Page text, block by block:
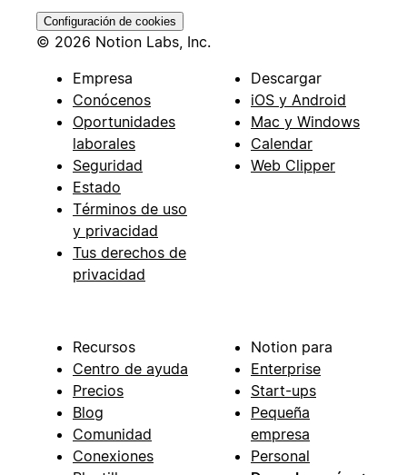
Configuración de cookies
© 2026 Notion Labs, Inc.
Empresa
Conócenos
Oportunidades
laborales
Seguridad
Estado
Términos de uso
y privacidad
Tus derechos de
privacidad
Descargar
iOS y Android
Mac y Windows
Calendar
Web Clipper
Recursos
Centro de ayuda
Precios
Blog
Comunidad
Conexiones
Notion para
Enterprise
Start-ups
Pequeña
empresa
Personal